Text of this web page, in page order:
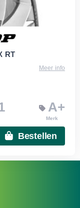
RT
Meer info
A+
Merk
Bestellen